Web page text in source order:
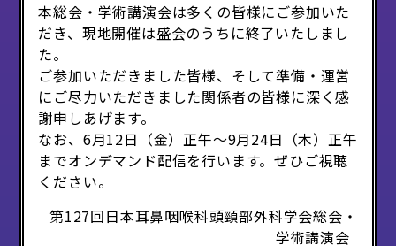
本総会・学術講演会は多くの皆様にご参加いた
だき、現地開催は盛会のうちに終了いたしまし
た。
ご参加いただきました皆様、そして準備・運営
にご尽力いただきました関係者の皆様に深く感
謝申しあげます。
なお、6月12日（金）正午～9月24日（木）正午
までオンデマンド配信を行います。ぜひご視聴
ください。
第127回日本耳鼻咽喉科頭頸部外科学会総会・
学術講演会